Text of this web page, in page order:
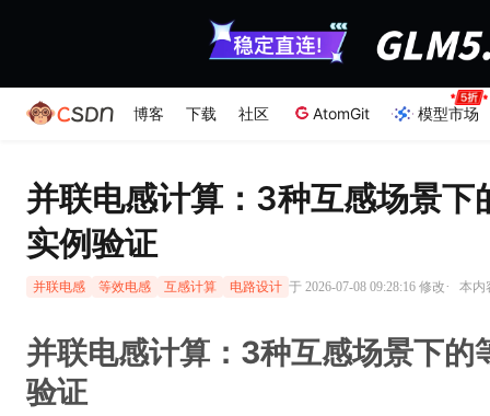
博客 下载 社区 AtomGit 模型市场
并联电感计算：3种互感场景下
实例验证
并联电感 等效电感 互感计算 电路设计 于 2026-07-08 09:28:16 修改· 本内
并联电感计算：3种互感场景下的
验证